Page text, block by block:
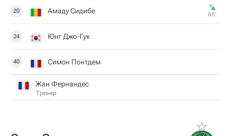
20 Амаду Сидибе 68‎’‎
24 Юнг Джо-Гук
40 Симон Понтдем
Жан Фернандес
Тренер